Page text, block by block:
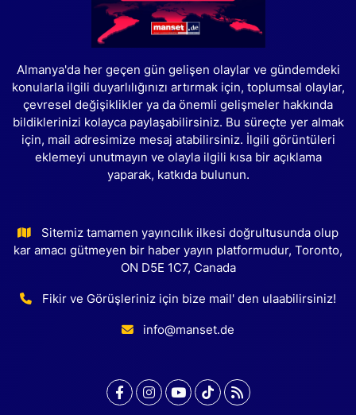
Almanya'da her geçen gün gelişen olaylar ve gündemdeki
konularla ilgili duyarlılığınızı artırmak için, toplumsal olaylar,
çevresel değişiklikler ya da önemli gelişmeler hakkında
bildiklerinizi kolayca paylaşabilirsiniz. Bu süreçte yer almak
için, mail adresimize mesaj atabilirsiniz. İlgili görüntüleri
eklemeyi unutmayın ve olayla ilgili kısa bir açıklama
yaparak, katkıda bulunun.
Sitemiz tamamen yayıncılık ilkesi doğrultusunda olup
kar amacı gütmeyen bir haber yayın platformudur, Toronto,
ON D5E 1C7, Canada
Fikir ve Görüşleriniz için bize mail' den ulaabilirsiniz!
info@manset.de